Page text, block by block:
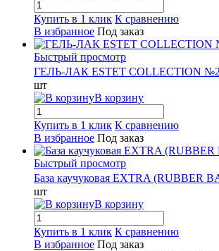
Купить в 1 клик К сравнению
В избранное Под заказ
Быстрый просмотр
ГЕЛЬ-ЛАК ESTET COLLECTION
шт
В корзину
Купить в 1 клик К сравнению
В избранное Под заказ
Быстрый просмотр
База каучуковая EXTRA (RUBBER
шт
В корзину
Купить в 1 клик К сравнению
В избранное Под заказ